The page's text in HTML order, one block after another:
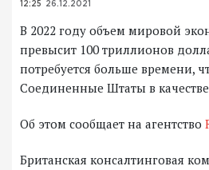
12:25 26.12.2021
В 2022 году объем мировой
превысит 100 триллионов
потребуется больше времени,
Соединенные Штаты в
Об этом сообщает на агентство
Британская консалтинговая